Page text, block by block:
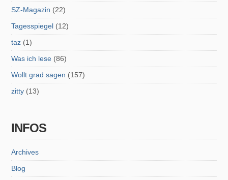
SZ-Magazin (22)
Tagesspiegel (12)
taz (1)
Was ich lese (86)
Wollt grad sagen (157)
zitty (13)
INFOS
Archives
Blog